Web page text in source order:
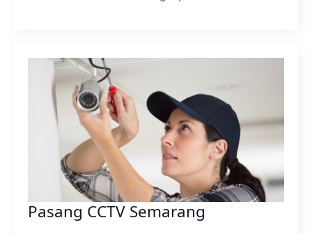
Pasang CCTV Semarang